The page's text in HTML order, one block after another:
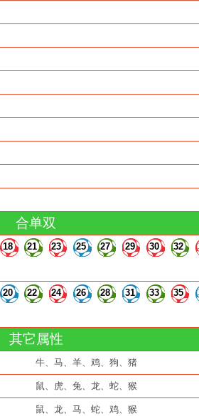
合单双
18 21 23 25 27 29 30 32
20 22 24 26 28 31 33 35
其它属性
牛、马、羊、鸡、狗、猪
鼠、虎、兔、龙、蛇、猴
鼠、龙、马、蛇、鸡、猴